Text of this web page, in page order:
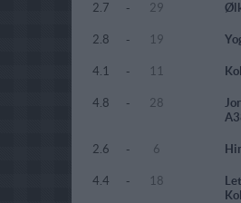
2.7 - 29
2.8 - 19
4.1 - 11
4.8 - 28
2.6 - 6
4.4 - 18